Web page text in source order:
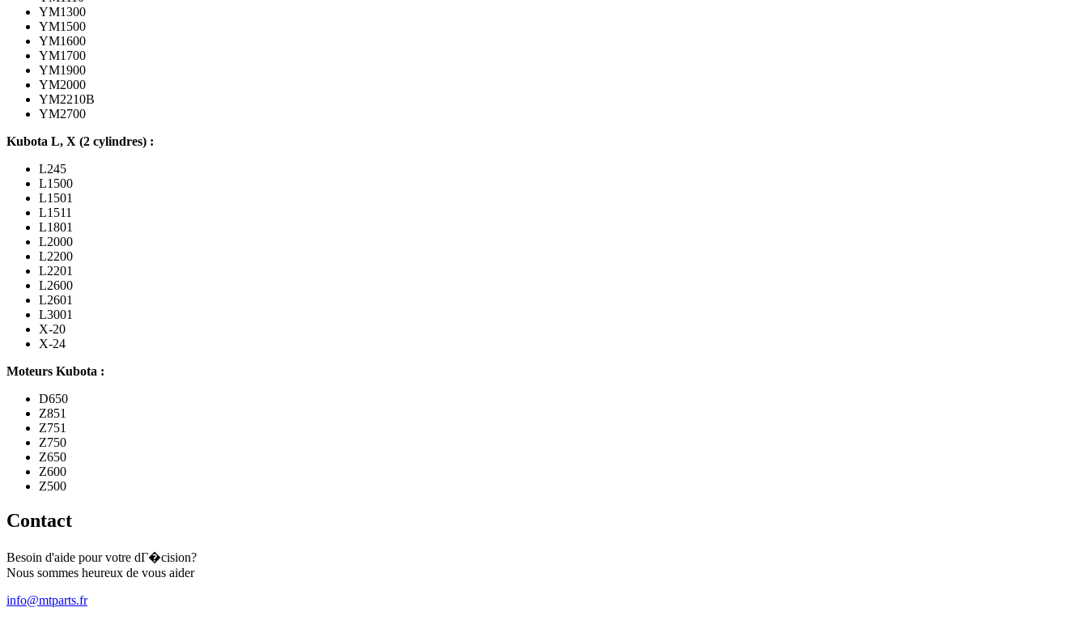
YM1300
YM1500
YM1600
YM1700
YM1900
YM2000
YM2210B
YM2700
Kubota L, X (2 cylindres) :
L245
L1500
L1501
L1511
L1801
L2000
L2200
L2201
L2600
L2601
L3001
X-20
X-24
Moteurs Kubota :
D650
Z851
Z751
Z750
Z650
Z600
Z500
Contact
Besoin d'aide pour votre dГ�cision?
Nous sommes heureux de vous aider
info@mtparts.fr